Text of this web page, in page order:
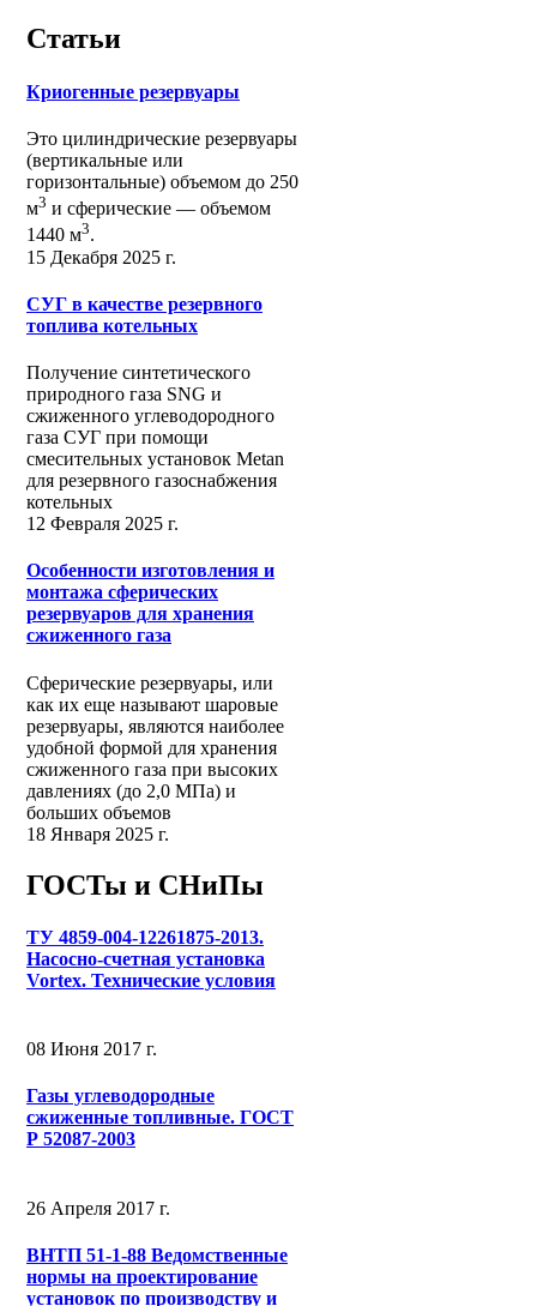
Статьи
Криогенные резервуары
Это цилиндрические резервуары
(вертикальные или
горизонтальные) объемом до 250
м3 и сферические ― объемом
1440 м3.
15 Декабря 2025 г.
СУГ в качестве резервного
топлива котельных
Получение синтетического
природного газа SNG и
сжиженного углеводородного
газа СУГ при помощи
смесительных установок Metan
для резервного газоснабжения
котельных
12 Февраля 2025 г.
Особенности изготовления и
монтажа сферических
резервуаров для хранения
сжиженного газа
Сферические резервуары, или
как их еще называют шаровые
резервуары, являются наиболее
удобной формой для хранения
сжиженного газа при высоких
давлениях (до 2,0 МПа) и
больших объемов
18 Января 2025 г.
ГОСТы и СНиПы
ТУ 4859-004-12261875-2013.
Насосно-счетная установка
Vortex. Технические условия
08 Июня 2017 г.
Газы углеводородные
сжиженные топливные. ГОСТ
Р 52087-2003
26 Апреля 2017 г.
ВНТП 51-1-88 Ведомственные
нормы на проектирование
установок по производству и